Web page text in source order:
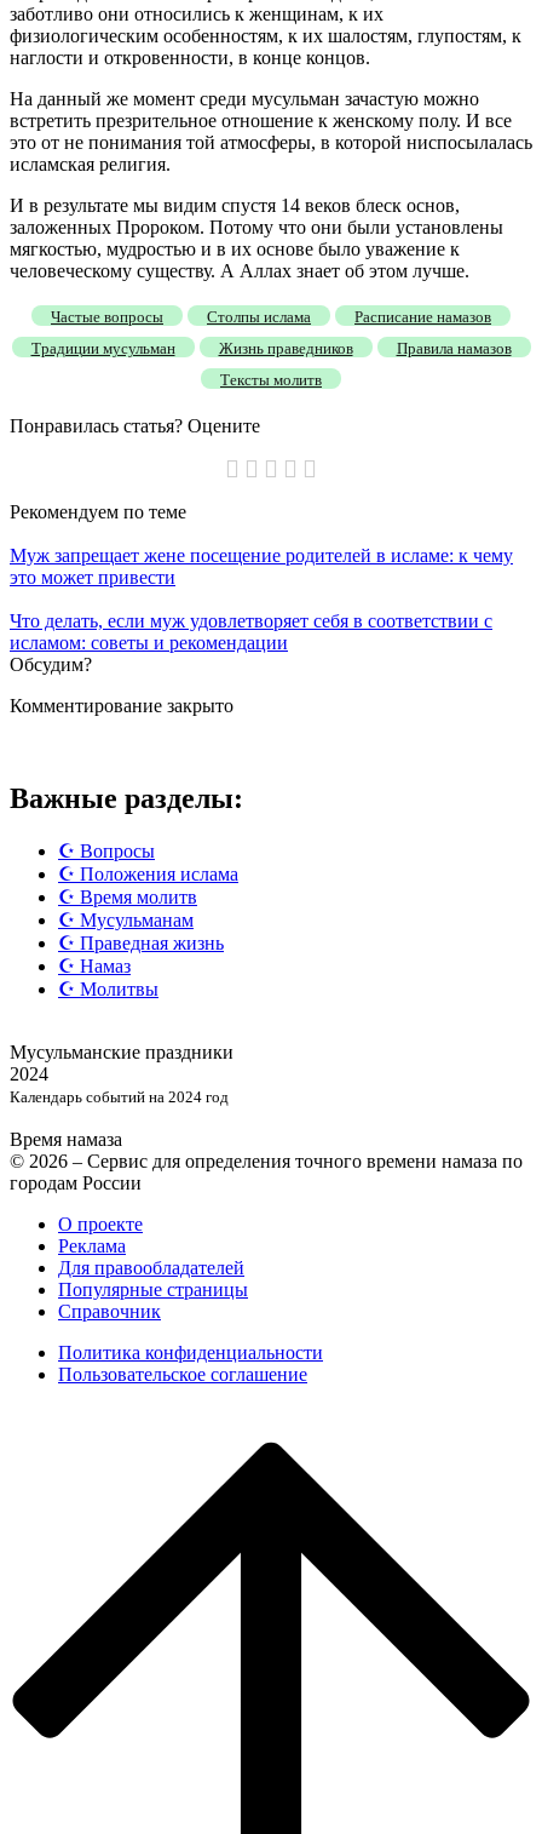
заботливо они относились к женщинам, к их
физиологическим особенностям, к их шалостям, глупостям, к
наглости и откровенности, в конце концов.
На данный же момент среди мусульман зачастую можно
встретить презрительное отношение к женскому полу. И все
это от не понимания той атмосферы, в которой ниспосылалась
исламская религия.
И в результате мы видим спустя 14 веков блеск основ,
заложенных Пророком. Потому что они были установлены
мягкостью, мудростью и в их основе было уважение к
человеческому существу. А Аллах знает об этом лучше.
Частые вопросы Столпы ислама
Расписание намазов
Традиции мусульман
Жизнь праведников
Правила намазов
Тексты молитв
Понравилась статья? Оцените
Рекомендуем по теме
Муж запрещает жене посещение родителей в исламе: к чему
это может привести
Что делать, если муж удовлетворяет себя в соответствии с
исламом: советы и рекомендации
Обсудим?
Комментирование закрыто
Важные разделы:
☪️ Вопросы
☪️ Положения ислама
☪️ Время молитв
☪️ Мусульманам
☪️ Праведная жизнь
☪️ Намаз
☪️ Молитвы
Мусульманские праздники
2024
Календарь событий на 2024 год
Время намаза
© 2026 – Сервис для определения точного времени намаза по
городам России
О проекте
Реклама
Для правообладателей
Популярные страницы
Справочник
Политика конфиденциальности
Пользовательское соглашение